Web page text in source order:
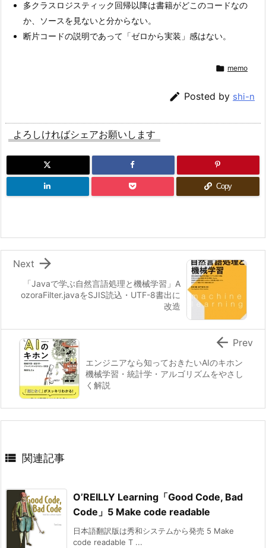
多クラスロジスティック回帰以降は書籍がどこのコードなの
か、ソースを見ないと分からない。
断片コードの説明であって「ゼロから実装」感はない。
 memo
 Posted by shi-n
よろしければシェアお願いします
Copy
「Javaで学ぶ自然言語処理と機械学習」A
ozoraFilter.javaをSJIS読込・UTF-8書出に
改造

Next
エンジニアなら知っておきたいAIのキホン
機械学習・統計学・アルゴリズムをやさし
く解説
 Prev
 関連記事
O’REILLY Learning「Good Code, Bad
Code」5 Make code readable
日本語翻訳版は秀和システムから発売 5 Make
code readable T ...